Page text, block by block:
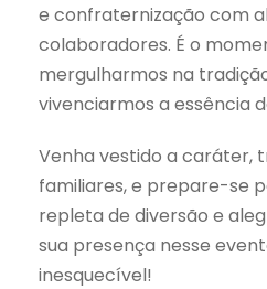
e confraternização com
colaboradores. É o
mergulharmos na
vivenciarmos a essência
Venha vestido a caráter,
familiares, e prepare-se
repleta de diversão e
sua presença nesse
inesquecível!